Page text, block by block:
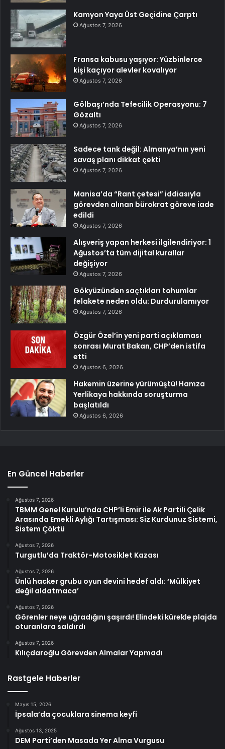
Kamyon Yaya Üst Geçidine Çarptı
Ağustos 7, 2026
Fransa kabusu yaşıyor: Yüzbinlerce
kişi kaçıyor alevler kovalıyor
Ağustos 7, 2026
Gölbaşı’nda Tefecilik Operasyonu: 7
Gözaltı
Ağustos 7, 2026
Sadece tank değil: Almanya’nın yeni
savaş planı dikkat çekti
Ağustos 7, 2026
Manisa’da “Rant çetesi” iddiasıyla
görevden alınan bürokrat göreve iade
edildi
Ağustos 7, 2026
Alışveriş yapan herkesi ilgilendiriyor: 1
Ağustos’ta tüm dijital kurallar
değişiyor
Ağustos 7, 2026
Gökyüzünden saçtıkları tohumlar
felakete neden oldu: Durdurulamıyor
Ağustos 7, 2026
Özgür Özel’in yeni parti açıklaması
sonrası Murat Bakan, CHP’den istifa
etti
Ağustos 6, 2026
Hakemin üzerine yürümüştü! Hamza
Yerlikaya hakkında soruşturma
başlatıldı
Ağustos 6, 2026
En Güncel Haberler
Ağustos 7, 2026
TBMM Genel Kurulu’nda CHP’li Emir ile Ak Partili Çelik
Arasında Emekli Aylığı Tartışması: Siz Kurdunuz Sistemi,
Sistem Çöktü
Ağustos 7, 2026
Turgutlu’da Traktör-Motosiklet Kazası
Ağustos 7, 2026
Ünlü hacker grubu oyun devini hedef aldı: ‘Mülkiyet
değil aldatmaca’
Ağustos 7, 2026
Görenler neye uğradığını şaşırdı! Elindeki kürekle plajda
oturanlara saldırdı
Ağustos 7, 2026
Kılıçdaroğlu Görevden Almalar Yapmadı
Rastgele Haberler
Mayıs 15, 2026
İpsala’da çocuklara sinema keyfi
Ağustos 13, 2025
DEM Parti’den Masada Yer Alma Vurgusu